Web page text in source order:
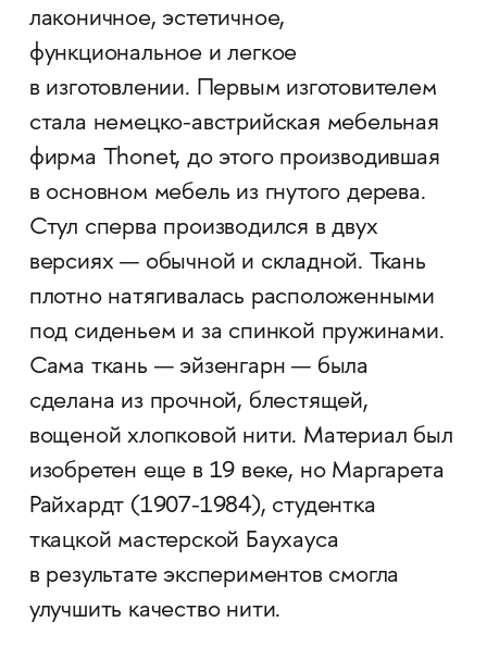
лаконичное, эстетичное,
функциональное и легкое
в изготовлении. Первым изготовителем
стала немецко-австрийская мебельная
фирма Thonet, до этого производившая
в основном мебель из гнутого дерева.
Стул сперва производился в двух
версиях — обычной и складной. Ткань
плотно натягивалась расположенными
под сиденьем и за спинкой пружинами.
Сама ткань — эйзенгарн — была
сделана из прочной, блестящей,
вощеной хлопковой нити. Материал был
изобретен еще в 19 веке, но Маргарета
Райхардт (1907-1984), студентка
ткацкой мастерской Баухауса
в результате экспериментов смогла
улучшить качество нити.